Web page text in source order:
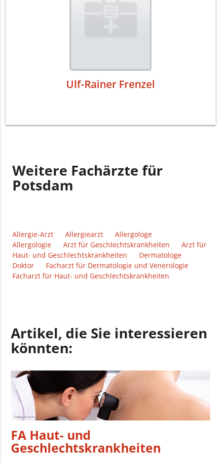
Ulf-Rainer Frenzel
Weitere Fachärzte für
Potsdam
Allergie-Arzt Allergiearzt
Allergologe
Allergologie
Arzt für Geschlechtskrankheiten
Arzt für
Haut- und Geschlechtskrankheiten
Dermatologe
Doktor
Facharzt für Dermatologie und Venerologie
Facharzt für Haut- und Geschlechtskrankheiten
Artikel, die Sie interessieren
könnten:
FA Haut- und
Geschlechtskrankheiten